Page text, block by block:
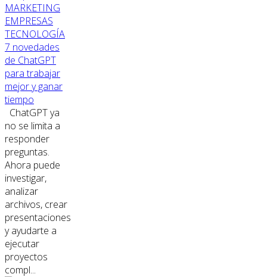
MARKETING
EMPRESAS
TECNOLOGÍA
7 novedades
de ChatGPT
para trabajar
mejor y ganar
tiempo
ChatGPT ya
no se limita a
responder
preguntas.
Ahora puede
investigar,
analizar
archivos, crear
presentaciones
y ayudarte a
ejecutar
proyectos
compl...